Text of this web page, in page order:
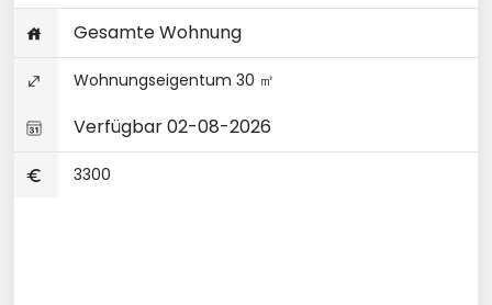
Gesamte Wohnung
Wohnungseigentum 30 ㎡
Verfügbar 02-08-2026
3300